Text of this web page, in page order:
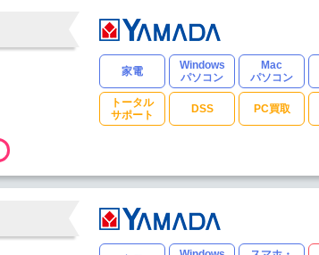
家電
Windows
パソコン
Mac
パソコン
トータル
サポート
DSS PC買取